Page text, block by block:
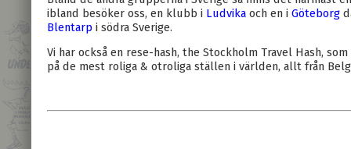
ibland besöker oss, en klubb i Ludvika och en i Göteborg
Blentarp i södra Sverige.
Vi har också en rese-hash, the Stockholm Travel Hash,
på de mest roliga & otroliga ställen i världen, allt från